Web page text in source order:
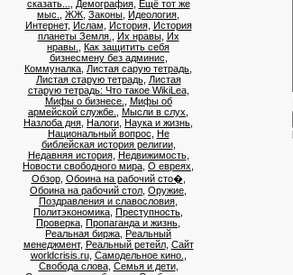
сказать...
Демография, Ещё тот же
мыс.
ЖЖ Законы Идеология
Интернет, Ислам История, История
планеты Земля.
Их нравы, Их
нравы.
Как защитить себя
бизнесмену без админис
Коммуналка Листая сарую тетрадь
Листая старую тетрадь, Листая
старую тетрадь: Что такое WikiLea,
Мифы о бизнесе.
Мифы об
армейской службе.
Мысли в слух
Назлоба дня Налоги Наука и жизнь
Национальный вопрос Не
библейская история религии,
Недавняя история, Недвижимость,
Новости свободного мира О евреях
Обзор, Обоина на рабочий сто�,
Обоина на рабочий стол Оружие
Поздравления и славословия
Политэкономика Преступность
Проверка Пропаганда и жизнь
Реальная биржа Реальный
менеджмент, Реальный ретейл, Сайт
worldcrisis.ru, Самодельное кино.
Свобода слова, Семья и дети,